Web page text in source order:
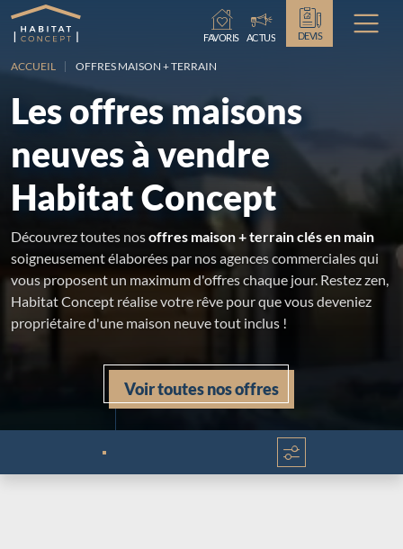
Chargement...
FAVORIS ACTUS DEVIS
ACCUEIL OFFRES MAISON + TERRAIN
Les offres maisons
neuves à vendre
Habitat Concept
Découvrez toutes nosoffres maison + terrain clés en main
soigneusement élaborées par nos agences commerciales qui
vous proposent un maximum d'offres chaque jour. Restez zen,
Habitat Concept réalise votre rêve pour que vous deveniez
propriétaire d'une maison neuve tout inclus !
Voir toutes nos offres
Chargement...